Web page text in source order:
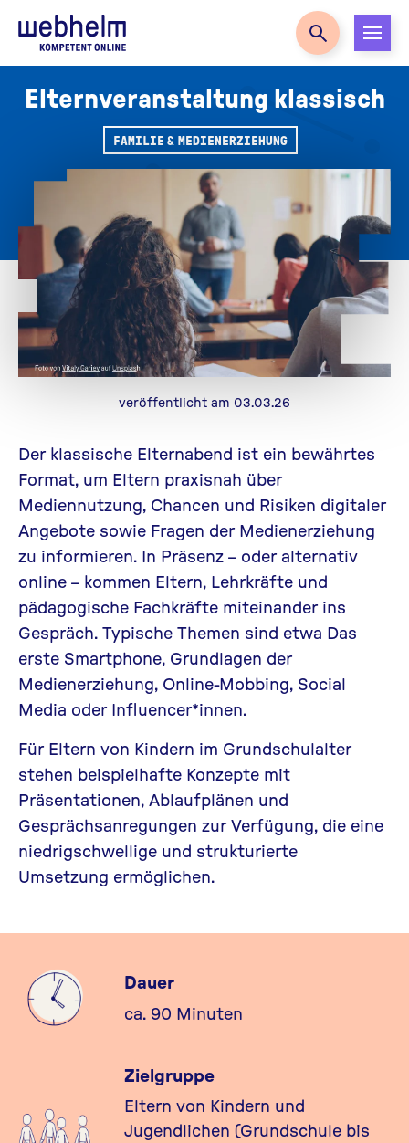
Zur Startseite
Elternveranstaltung klassisch
FAMILIE & MEDIENERZIEHUNG
veröffentlicht am 03.03.26
Der klassische Elternabend ist ein bewährtes
Format, um Eltern praxisnah über
Mediennutzung, Chancen und Risiken digitaler
Angebote sowie Fragen der Medienerziehung
zu informieren. In Präsenz – oder alternativ
online – kommen Eltern, Lehrkräfte und
pädagogische Fachkräfte miteinander ins
Gespräch. Typische Themen sind etwa Das
erste Smartphone, Grundlagen der
Medienerziehung, Online-Mobbing, Social
Media oder Influencer*innen.
Für Eltern von Kindern im Grundschulalter
stehen beispielhafte Konzepte mit
Präsentationen, Ablaufplänen und
Gesprächsanregungen zur Verfügung, die eine
niedrigschwellige und strukturierte
Umsetzung ermöglichen.
Dauer
ca. 90 Minuten
Zielgruppe
Eltern von Kindern und
Jugendlichen (Grundschule bis